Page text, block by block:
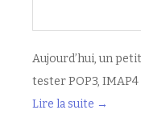
Aujourd’hui, un
tester POP3, IMAP4
Lire la suite →